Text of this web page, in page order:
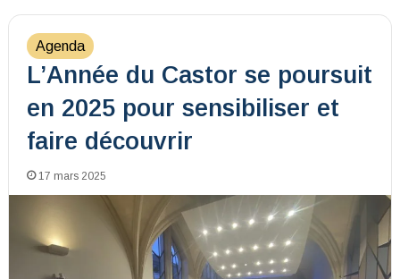
Agenda
L’Année du Castor se poursuit
en 2025 pour sensibiliser et
faire découvrir
17 mars 2025